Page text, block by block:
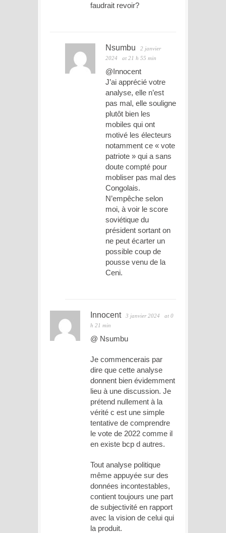
faudrait revoir?
Nsumbu
2 janvier
2024
at 21 h 55 min
@Innocent
J’ai apprécié votre
analyse, elle n’est
pas mal, elle souligne
plutôt bien les
mobiles qui ont
motivé les électeurs
notamment ce « vote
patriote » qui a sans
doute compté pour
mobliser pas mal des
Congolais.
N’empêche selon
moi, à voir le score
soviétique du
président sortant on
ne peut écarter un
possible coup de
pousse venu de la
Ceni.
Innocent 3 janvier 2024
at 0
h 21 min
@ Nsumbu
Je commencerais par
dire que cette analyse
donnent bien évidemment
lieu à une discussion. Je
prétend nullement à la
vérité c est une simple
tentative de comprendre
le vote de 2022 comme il
en existe bcp d autres.
Tout analyse politique
même appuyée sur des
données incontestables,
contient toujours une part
de subjectivité en rapport
avec la vision de celui qui
la produit.